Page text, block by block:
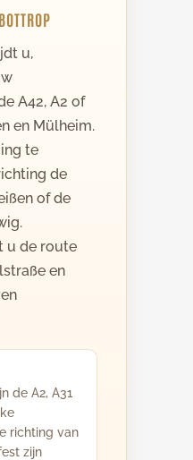
u,
A42, A2 of
en Mülheim.
te
de
of de
u de route
en
de A2, A31
richting van
zijn